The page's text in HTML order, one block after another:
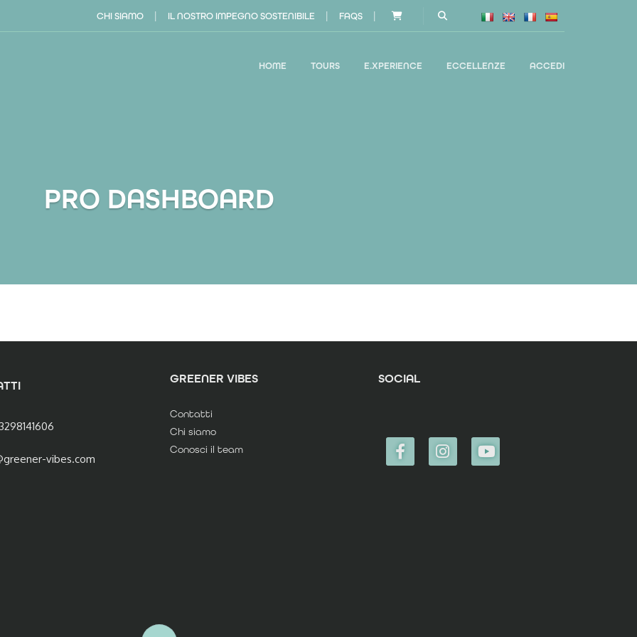
CHI SIAMO IL NOSTRO IMPEGNO SOSTENIBILE FAQS
HOME TOURS E.XPERIENCE ECCELLENZE ACCEDI
PRO DASHBOARD
vibes.com
GREENER VIBES
Contatti
Chi siamo
Conosci il team
SOCIAL